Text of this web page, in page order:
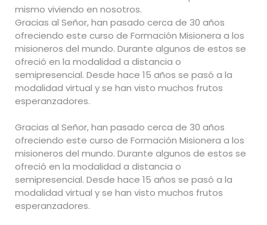
mismo viviendo en nosotros.
Gracias al Señor, han pasado cerca de 30 años
ofreciendo este curso de Formación Misionera a los
misioneros del mundo. Durante algunos de estos se
ofreció en la modalidad a distancia o
semipresencial. Desde hace 15 años se pasó a la
modalidad virtual y se han visto muchos frutos
esperanzadores.
Gracias al Señor, han pasado cerca de 30 años
ofreciendo este curso de Formación Misionera a los
misioneros del mundo. Durante algunos de estos se
ofreció en la modalidad a distancia o
semipresencial. Desde hace 15 años se pasó a la
modalidad virtual y se han visto muchos frutos
esperanzadores.